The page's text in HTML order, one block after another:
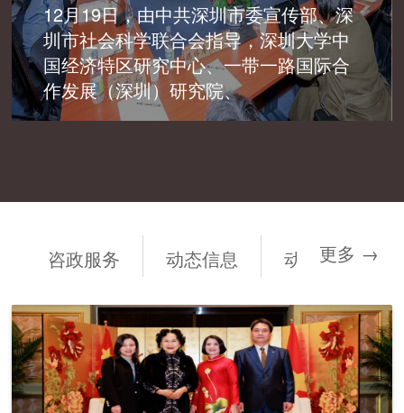
12月19日，由中共深圳市委宣传部、深
圳市社会科学联合会指导，深圳大学中
国经济特区研究中心、一带一路国际合
作发展（深圳）研究院、
咨政服务 动态信息 动态信息
更多 →